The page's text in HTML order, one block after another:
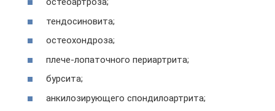
тендосиновита;
остеохондроза;
плече-лопаточного периартрита;
бурсита;
анкилозирующего спондилоартрита;